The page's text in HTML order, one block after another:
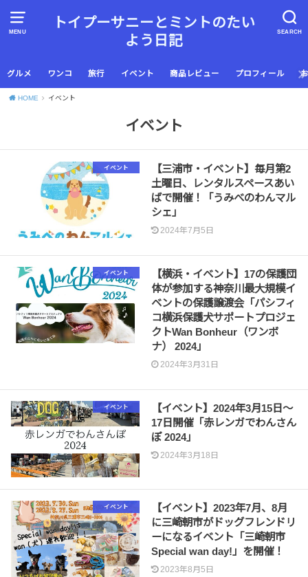
MENU SEARCH
トイプーサニーとミントのたい
よう日記
グルメ ワンコ 旅行 イベント 商品レビュー プロフィール
HOME イベント
イベント
イベント
【三浦市・イベント】毎月第2
土曜日、レンタルスペースあい
ばで開催！「うみべのわんマル
シェ」
2024年7月5日
イベント
【横浜・イベント】17の保護団
体が参加する神奈川最大規模イ
ベントの保護譲渡会「パシフィ
コ横浜保護犬サポートプロジェ
クトWan Bonheur（ワンボ
ナ） 2024」
2024年3月31日
イベント
【イベント】2024年3月15日〜
17日開催「赤レンガでわんさん
ぽ 2024」
2024年3月18日
イベント
【イベント】2023年7月、8月
に三崎朝市がドッグフレンドリ
ーになるイベント「三崎朝市
Special wan day!」を開催！
2023年8月5日